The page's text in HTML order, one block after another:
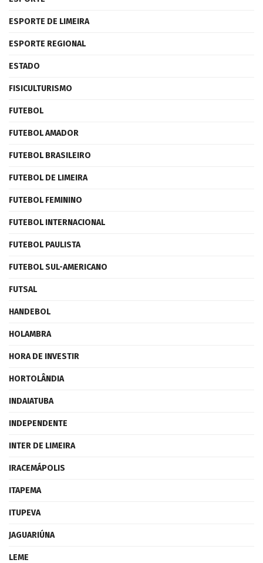
ESPORTE DE LIMEIRA
ESPORTE REGIONAL
ESTADO
FISICULTURISMO
FUTEBOL
FUTEBOL AMADOR
FUTEBOL BRASILEIRO
FUTEBOL DE LIMEIRA
FUTEBOL FEMININO
FUTEBOL INTERNACIONAL
FUTEBOL PAULISTA
FUTEBOL SUL-AMERICANO
FUTSAL
HANDEBOL
HOLAMBRA
HORA DE INVESTIR
HORTOLÂNDIA
INDAIATUBA
INDEPENDENTE
INTER DE LIMEIRA
IRACEMÁPOLIS
ITAPEMA
ITUPEVA
JAGUARIÚNA
LEME